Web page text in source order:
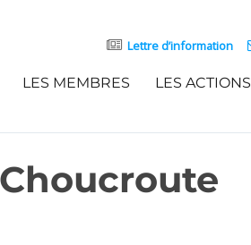
Lettre d’information
LES MEMBRES LES ACTIONS